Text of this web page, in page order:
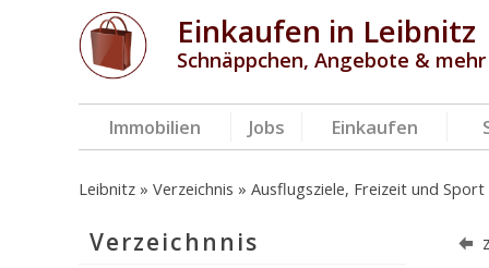
Einkaufen in Leibnitz
Schnäppchen, Angebote & mehr
Immobilien Jobs Einkaufen
Leibnitz Verzeichnis Ausflugsziele, Freizeit und Sport
Verzeichnnis